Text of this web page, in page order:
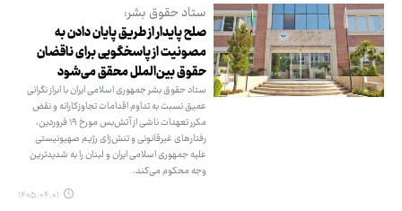
ستاد حقوق بشر:
صلح پایدار از طریق پایان دادن به
مصونیت از پاسخگویی برای ناقضان
حقوق بین‌الملل محقق می‌شود
ستاد حقوق بشر جمهوری اسلامی ایران با ابراز نگرانی
عمیق نسبت به تداوم اقدامات تجاوزکارانه و نقض
مکرر تعهدات ناشی از آتش‌بس مورخ ۱۹ فروردین،
رفتارهای غیرقانونی و تنش‌زای رژیم صهیونیستی
علیه جمهوری اسلامی ایران و لبنان را به شدیدترین
وجه محکوم می‌کند.
۱۴۰۵.۰۴.۰۱